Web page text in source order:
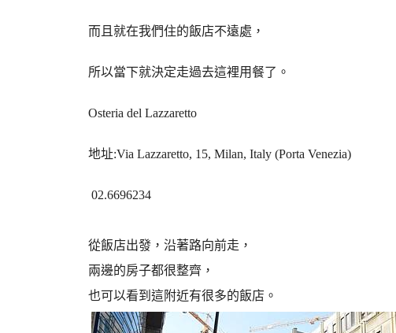
而且就在我們住的飯店不遠處，
所以當下就決定走過去這裡用餐了。
Osteria del Lazzaretto
地址:Via Lazzaretto, 15, Milan, Italy (Porta Venezia)
02.6696234
從飯店出發，沿著路向前走，
兩邊的房子都很整齊，
也可以看到這附近有很多的飯店。